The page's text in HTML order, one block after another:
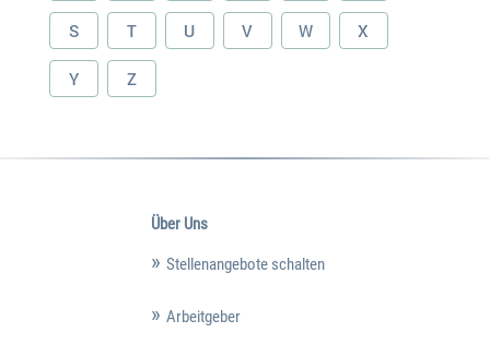
S T U V W X
Y Z
Über Uns
Stellenangebote schalten
Arbeitgeber